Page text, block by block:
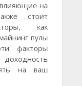
на
стоит
как
пулы
факторы
на ваш